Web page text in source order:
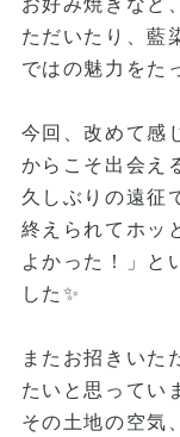
お好み焼きなど
ただいたり、藍
ではの魅力をた
今回、改めて感
からこそ出会え
久しぶりの遠征
終えられてホッ
よかった！」と
した✨
またお招きいた
たいと思ってい
その土地の空気